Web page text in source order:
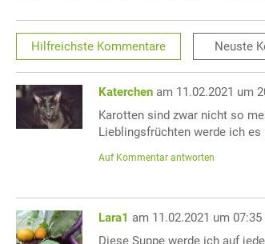
Hilfreichste Kommentare Neuste
Katerchen am 11.02.2021 um
Karotten sind zwar nicht so
Lieblingsfrüchten werde ich
Auf Kommentar antworten
Lara1 am 11.02.2021 um 07:35
Diese Suppe werde ich auf